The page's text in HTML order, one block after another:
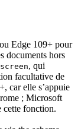
Edge 109+ pour
documents hors
, qui
facultative de
car elle s’appuie
; Microsoft
cette fonction.